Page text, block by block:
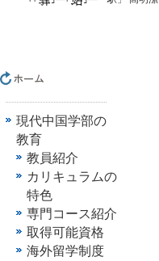
現代中国学部の
教育
教員紹介
カリキュラムの
特色
専門コース紹介
取得可能資格
海外留学制度